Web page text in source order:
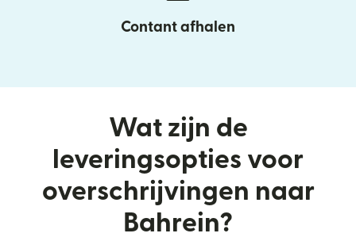
Contant afhalen
Wat zijn de
leveringsopties voor
overschrijvingen naar
Bahrein?